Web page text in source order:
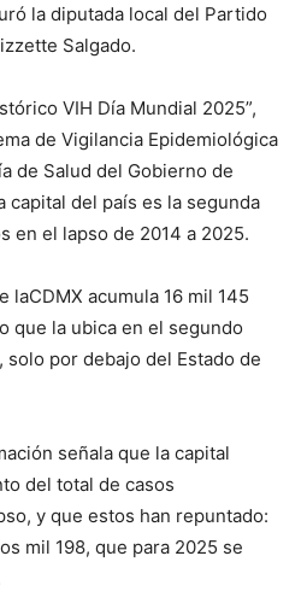
la diputada local del Partido
Salgado.
VIH Día Mundial 2025”,
de Vigilancia Epidemiológica
de Salud del Gobierno de
capital del país es la segunda
en el lapso de 2014 a 2025.
laCDMX acumula 16 mil 145
que la ubica en el segundo
solo por debajo del Estado de
señala que la capital
del total de casos
y que estos han repuntado:
mil 198, que para 2025 se